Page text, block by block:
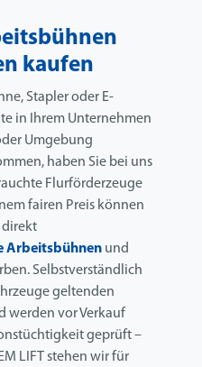
kaufen
Stapler oder E-
in Ihrem Unternehmen
Umgebung
haben Sie bei uns
Flurförderzeuge
fairen Preis können
direkt
Arbeitsbühnen und
Selbstverständlich
geltenden
werden vor Verkauf
geprüft –
LIFT stehen wir für